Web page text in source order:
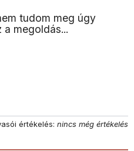
tudom meg úgy
megoldás...
értékelés: nincs még értékelés